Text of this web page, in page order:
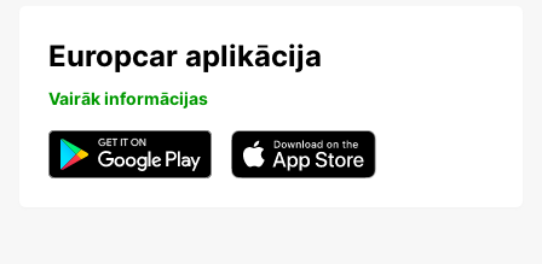
Europcar aplikācija
Vairāk informācijas